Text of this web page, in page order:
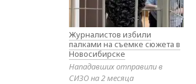
Журналистов избили
палками на съемке сюжета в
Новосибирске
Нападавших отправили в
СИЗО на 2 месяца